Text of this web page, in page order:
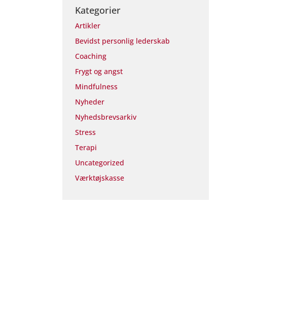
Kategorier
Artikler
Bevidst personlig lederskab
Coaching
Frygt og angst
Mindfulness
Nyheder
Nyhedsbrevsarkiv
Stress
Terapi
Uncategorized
Værktøjskasse